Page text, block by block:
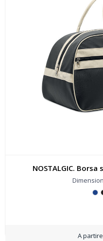
NOSTALGIC.